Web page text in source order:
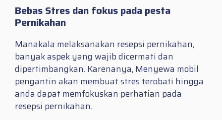
Bebas Stres dan fokus pada pesta
Pernikahan
Manakala melaksanakan resepsi pernikahan,
banyak aspek yang wajib dicermati dan
dipertimbangkan. Karenanya, Menyewa mobil
pengantin akan membuat stres terobati hingga
anda dapat memfokuskan perhatian pada
resepsi pernikahan.